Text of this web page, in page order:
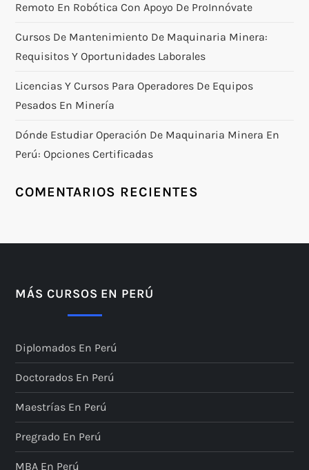
Remoto En Robótica Con Apoyo De ProInnóvate
Cursos De Mantenimiento De Maquinaria Minera:
Requisitos Y Oportunidades Laborales
Licencias Y Cursos Para Operadores De Equipos
Pesados En Minería
Dónde Estudiar Operación De Maquinaria Minera En
Perú: Opciones Certificadas
COMENTARIOS RECIENTES
MÁS CURSOS EN PERÚ
Diplomados En Perú
Doctorados En Perú
Maestrías En Perú
Pregrado En Perú
MBA En Perú